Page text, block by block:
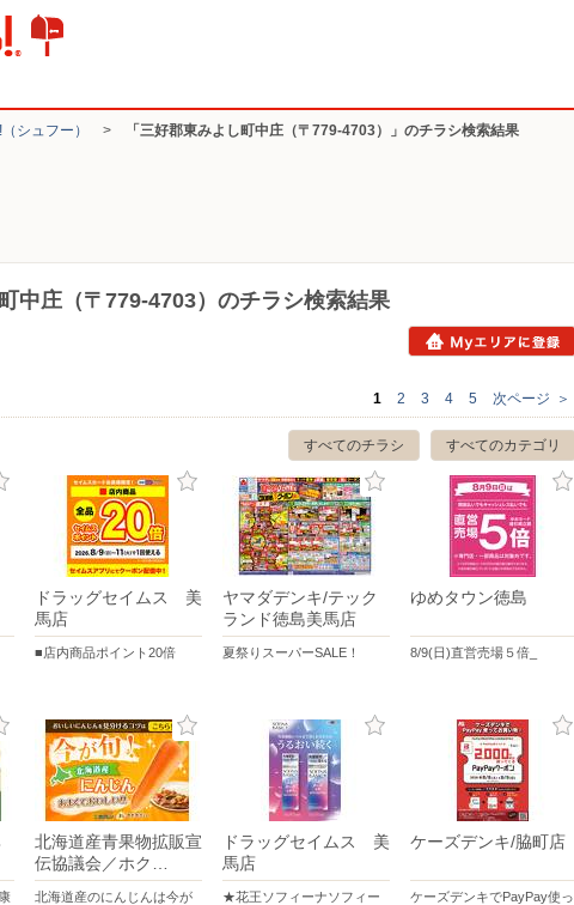
シュフー） > 「三好郡東みよし町中庄（〒779-4703）」のチラシ検索結果
中庄（〒779-4703）のチラシ検索結果
1 2 3 4 5 次ページ ＞
すべてのカテゴリ
すべてのチラシ
ドラッグセイムス 美
馬店
■店内商品ポイント20倍
ヤマダデンキ/テック
ランド徳島美馬店
夏祭りスーパーSALE！
ゆめタウン徳島
8/9(日)直営売場５倍_
北海道産青果物拡販宣
伝協議会／ホク…
北海道産のにんじんは今が
ドラッグセイムス 美
馬店
★花王ソフィーナソフィー
ケーズデンキ/脇町店
ケーズデンキでPayPay使っ